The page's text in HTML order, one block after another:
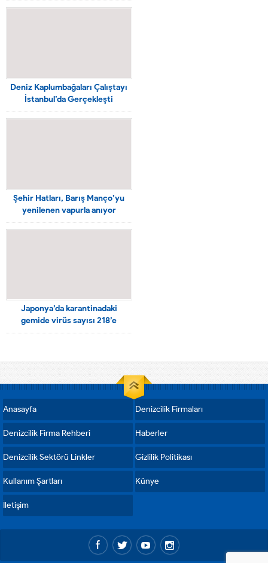
Deniz Kaplumbağaları Çalıştayı
İstanbul’da Gerçekleşti
Şehir Hatları, Barış Manço’yu
yenilenen vapurla anıyor
Japonya’da karantinadaki
gemide virüs sayısı 218’e
yükseldi
Anasayfa Denizcilik Firmaları
Denizcilik Firma Rehberi Haberler
Denizcilik Sektörü Linkler Gizlilik Politikası
Kullanım Şartları Künye
İletişim